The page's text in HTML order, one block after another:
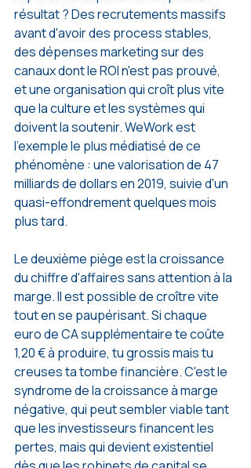
résultat ? Des recrutements massifs
avant d'avoir des process stables,
des dépenses marketing sur des
canaux dont le ROI n'est pas prouvé,
et une organisation qui croît plus vite
que la culture et les systèmes qui
doivent la soutenir. WeWork est
l'exemple le plus médiatisé de ce
phénomène : une valorisation de 47
milliards de dollars en 2019, suivie d'un
quasi-effondrement quelques mois
plus tard.
Le deuxième piège est la croissance
du chiffre d'affaires sans attention à la
marge. Il est possible de croître vite
tout en se paupérisant. Si chaque
euro de CA supplémentaire te coûte
1,20 € à produire, tu grossis mais tu
creuses ta tombe financière. C'est le
syndrome de la croissance à marge
négative, qui peut sembler viable tant
que les investisseurs financent les
pertes, mais qui devient existentiel